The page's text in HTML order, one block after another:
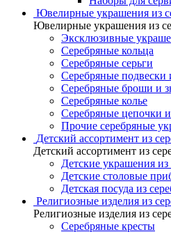
Ювелирные украшения из
Ювелирные украшения из
Эксклюзивные
Серебряные кольца
Серебряные серьги
Серебряные подвески
Серебряные броши и
Серебряные колье
Серебряные цепочки
Прочие серебряные
Детский ассортимент из
Детский ассортимент из
Детские украшения из
Детские столовые
Детская посуда из
Религиозные изделия из
Религиозные изделия из
Серебряные кресты